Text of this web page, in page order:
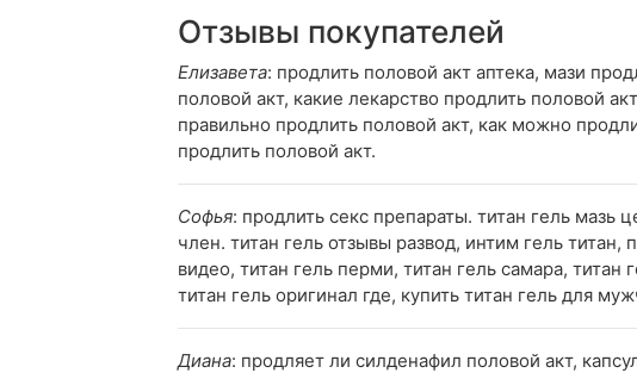
Отзывы покупателей
Елизавета: продлить половой акт аптека, мази
половой акт, какие лекарство продлить половой
правильно продлить половой акт, как можно
продлить половой акт.
Софья: продлить секс препараты. титан гель
член. титан гель отзывы развод, интим гель
видео, титан гель перми, титан гель самара,
титан гель оригинал где, купить титан гель для
Диана: продляет ли силденафил половой акт,